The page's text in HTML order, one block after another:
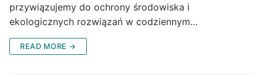
przywiązujemy do ochrony środowiska i
ekologicznych rozwiązań w codziennym…
READ MORE →